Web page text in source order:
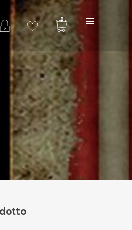
Records è una realtà
nel mercato della discografia
grazie al lavoro portato
serietà e dedizione dal 2001
daStefano Bertolotti
delle edizioni e fondatore
discografica.
Sparapina, 2
0